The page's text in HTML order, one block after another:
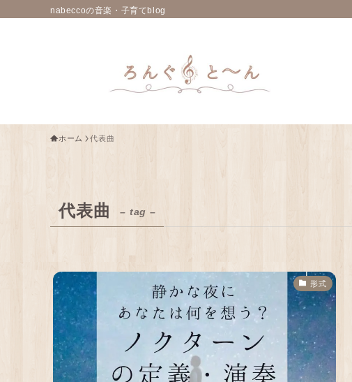
nabeccoの音楽・子育てblog
ホーム 代表曲
代表曲 – tag –
形式